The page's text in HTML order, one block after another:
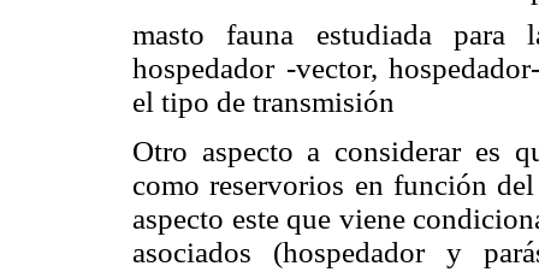
masto fauna estudiada
hospedador -vector,
el tipo de transmisión
Otro aspecto a considerar es
como reservorios en función
aspecto este que viene
asociados (hospedador y